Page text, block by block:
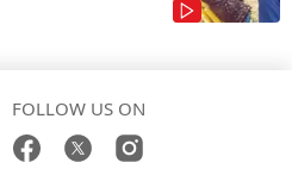
FOLLOW US ON